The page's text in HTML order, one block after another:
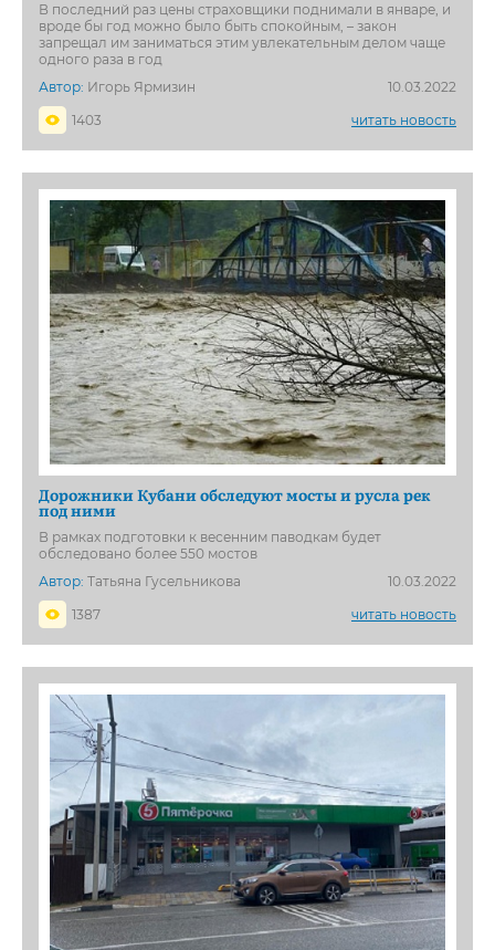
В последний раз цены страховщики поднимали в январе, и
вроде бы год можно было быть спокойным, – закон
запрещал им заниматься этим увлекательным делом чаще
одного раза в год
Автор: Игорь Ярмизин
10.03.2022
1403
читать новость
Дорожники Кубани обследуют мосты и русла рек
под ними
В рамках подготовки к весенним паводкам будет
обследовано более 550 мостов
Автор: Татьяна Гусельникова
10.03.2022
1387
читать новость